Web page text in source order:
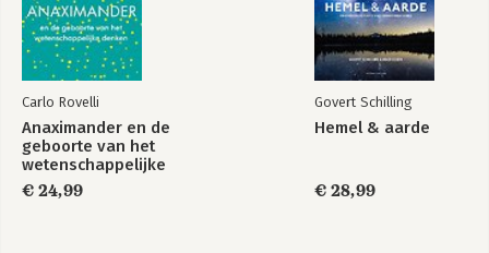
Carlo Rovelli
Anaximander en de
geboorte van het
wetenschappelijke
denken
€ 24,99
Govert Schilling
Hemel & aarde
€ 28,99